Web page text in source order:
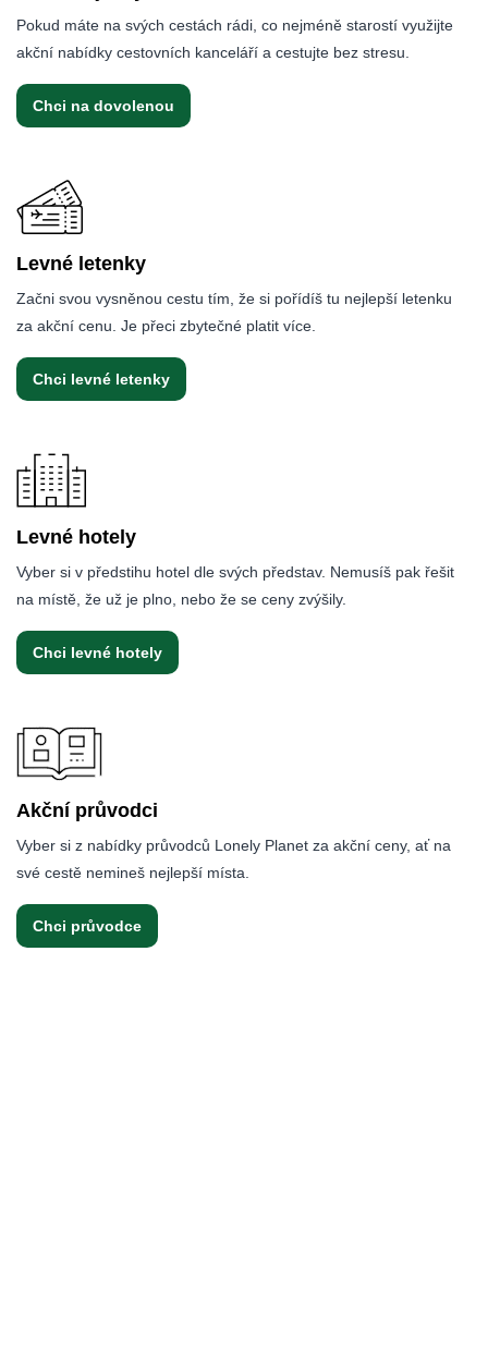
Pokud máte na svých cestách rádi, co nejméně starostí využijte
akční nabídky cestovních kanceláří a cestujte bez stresu.
Chci na dovolenou
Levné letenky
Začni svou vysněnou cestu tím, že si pořídíš tu nejlepší letenku
za akční cenu. Je přeci zbytečné platit více.
Chci levné letenky
Levné hotely
Vyber si v předstihu hotel dle svých představ. Nemusíš pak řešit
na místě, že už je plno, nebo že se ceny zvýšily.
Chci levné hotely
Akční průvodci
Vyber si z nabídky průvodců Lonely Planet za akční ceny, ať na
své cestě nemineš nejlepší místa.
Chci průvodce